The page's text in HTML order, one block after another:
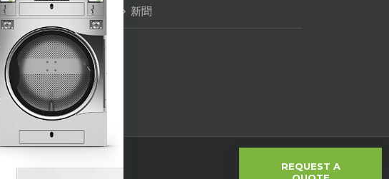
新聞
FacebookLinkedInYouTube